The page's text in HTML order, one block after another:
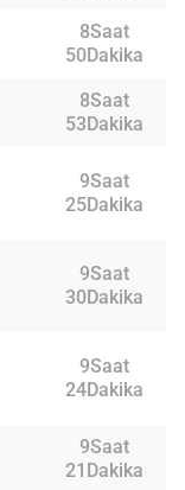
8Saat
50Dakika
8Saat
53Dakika
9Saat
25Dakika
9Saat
30Dakika
9Saat
24Dakika
9Saat
21Dakika